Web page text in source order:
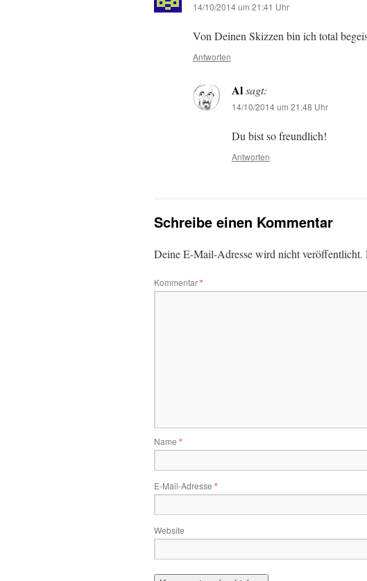
14/10/2014 um 21:41 Uhr
Von Deinen Skizzen bin ich total
Antworten
Alsagt:
14/10/2014 um 21:48 Uhr
Du bist so freundlich!
Antworten
Schreibe einen Kommentar
Deine E-Mail-Adresse wird nicht veröffentlicht.
Kommentar*
Name *
E-Mail-Adresse *
Website